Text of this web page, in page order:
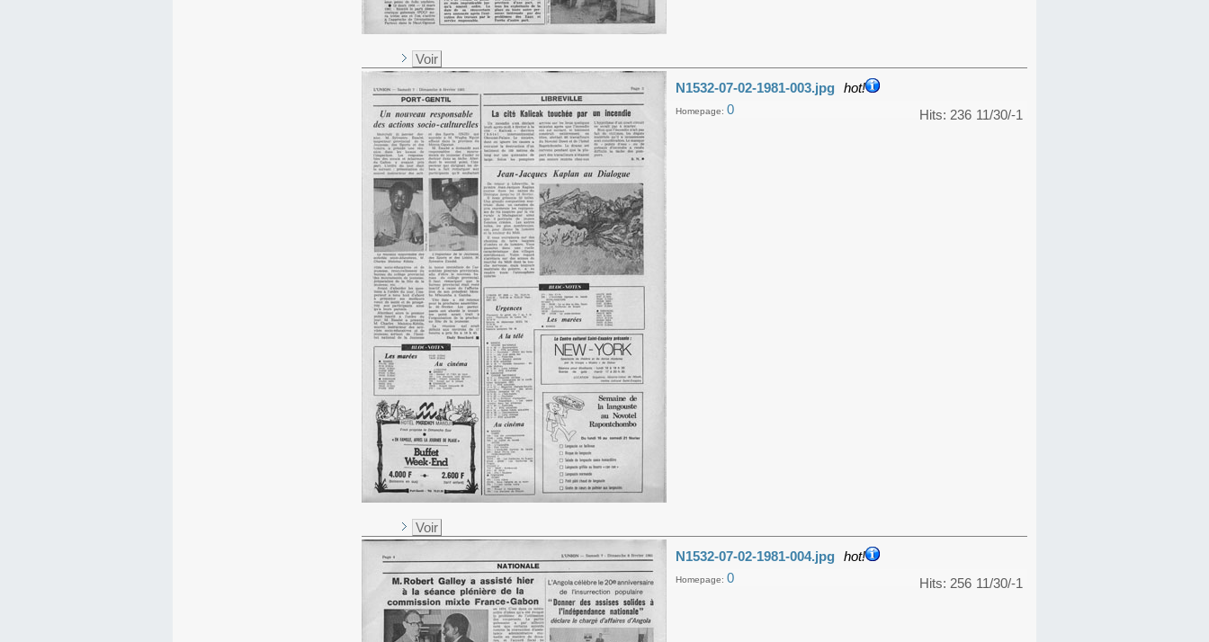
Voir
N1532-07-02-1981-003.jpg hot!
11/30/-1
Hits: 236
Homepage: 0
Voir
N1532-07-02-1981-004.jpg hot!
11/30/-1
Hits: 256
Homepage: 0